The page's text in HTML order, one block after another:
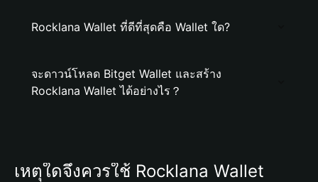
Rocklana Wallet ที่ดีที่สุดคือ Wallet ใด?
จะดาวน์โหลด Bitget Wallet และสร้าง
Rocklana Wallet ได้อย่างไร？
เหตุใดจึงควรใช้ Rocklana Wallet